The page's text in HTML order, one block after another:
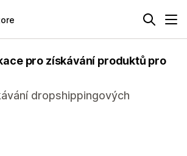
pro získávání produktů pro
dropshippingových